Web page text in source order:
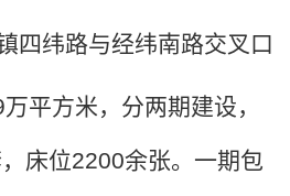
四纬路与经纬南路交叉口
平方米，分两期建设，
床位2200余张。一期包